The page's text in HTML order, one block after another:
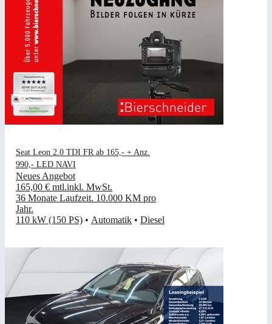
Seat Leon 2.0 TDI FR ab 165,- + Anz.
990,- LED NAVI
Neues Angebot
165,00 € mtl.inkl. MwSt.
36 Monate Laufzeit. 10.000 KM pro
Jahr.
110 kW (150 PS) • Automatik • Diesel